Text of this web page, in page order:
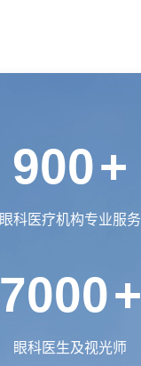
900+
眼科医疗机构专业服务
7000+
眼科医生及视光师